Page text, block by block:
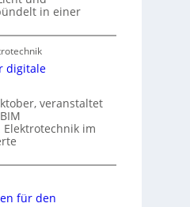
in einer
digitale
veranstaltet
im
für den